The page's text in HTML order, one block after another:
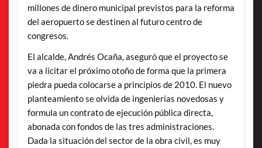
millones de dinero municipal previstos para la reforma
del aeropuerto se destinen al futuro centro de
congresos.
El alcalde, Andrés Ocaña, aseguró que el proyecto se
va a licitar el próximo otoño de forma que la primera
piedra pueda colocarse a principios de 2010. El nuevo
planteamiento se olvida de ingenierías novedosas y
formula un contrato de ejecución pública directa,
abonada con fondos de las tres administraciones.
Dada la situación del sector de la obra civil, es muy